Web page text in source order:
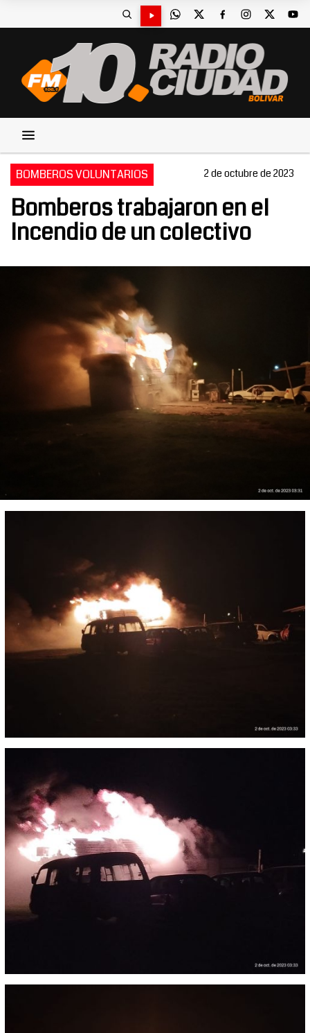
BOMBEROS VOLUNTARIOS 2 de octubre de 2023
Bomberos trabajaron en el
Incendio de un colectivo